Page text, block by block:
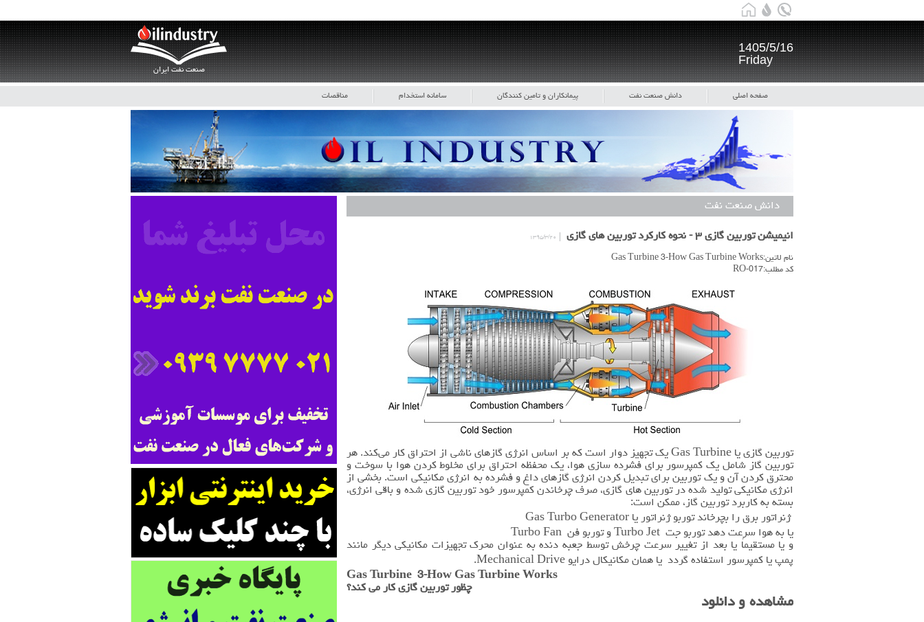
صنعت نفت ایران
1405/5/16
Friday
صفحه اصلی دانش صنعت نفت پیمانکاران و تامین کنندگان سامانه استخدام مناقصات
دانش صنعت نفت
انیمیشن توربین گازی ۳ - نحوه کارکرد توربین های گازی ۱۳۹۵/۳/۲۰
نام لاتین:Gas Turbine 3-How Gas Turbine Works
کد مطلب:RO-017
توربین گازی یا Gas Turbine یک تجهیز دوار است که بر اساس انرژی گازهای ناشی از احتراق کار می‌کند. هر
توربین گاز شامل یک کمپرسور برای فشرده سازی هوا، یک محفظه احتراق برای مخلوط کردن هوا با سوخت و
محترق‌ کردن آن و یک توربین برای تبدیل کردن انرژی گازهای داغ و فشرده به انرژی مکانیکی است. بخشی از
انرژی مکانیکی تولید شده در توربین های گازی، صرف چرخاندن کمپرسور خود توربین گازی شده و باقی انرژی،
بسته به کاربرد توربین گاز، ممکن است:
ژنراتور برق را بچرخاند توربو ژنراتور یا Gas Turbo Generator
یا به هوا سرعت دهد توربو جت Turbo Jet و توربو فن Turbo Fan
و یا مستقیماً یا بعد از تغییر سرعت چرخش توسط جعبه دنده به عنوان محرک تجهیزات مکانیکی دیگر مانند
پمپ یا کمپرسور استفاده گردد یا همان مکانیکال درایو Mechanical Drive.
Gas Turbine 3-How Gas Turbine Works
چظور توربین گازی کار می کند؟
مشاهده و دانلود